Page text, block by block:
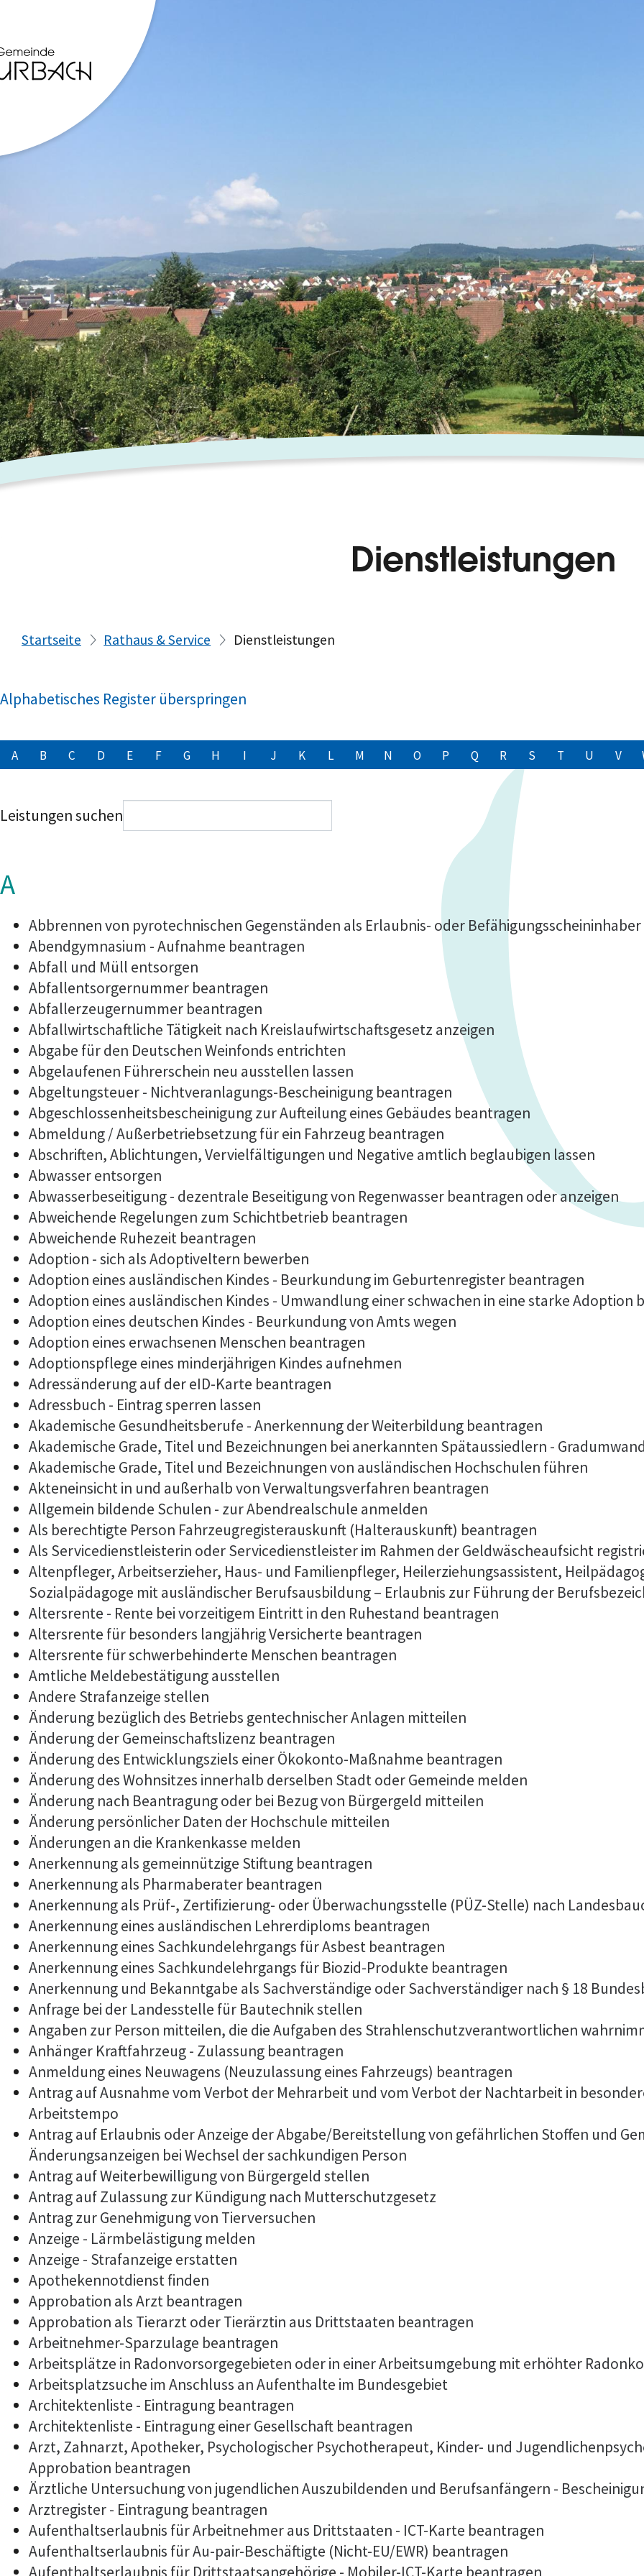
Dienstleistungen
Startseite Rathaus & Service Dienstleistungen
Alphabetisches Register überspringen
A B C D E F G H I J K L M N O P Q R S T U V
Leistungen suchen
A
Abbrennen von pyrotechnischen Gegenständen als Erlaubnis- oder Befähigungsscheininhaber
Abendgymnasium - Aufnahme beantragen
Abfall und Müll entsorgen
Abfallentsorgernummer beantragen
Abfallerzeugernummer beantragen
Abfallwirtschaftliche Tätigkeit nach Kreislaufwirtschaftsgesetz anzeigen
Abgabe für den Deutschen Weinfonds entrichten
Abgelaufenen Führerschein neu ausstellen lassen
Abgeltungsteuer - Nichtveranlagungs-Bescheinigung beantragen
Abgeschlossenheitsbescheinigung zur Aufteilung eines Gebäudes beantragen
Abmeldung / Außerbetriebsetzung für ein Fahrzeug beantragen
Abschriften, Ablichtungen, Vervielfältigungen und Negative amtlich beglaubigen lassen
Abwasser entsorgen
Abwasserbeseitigung - dezentrale Beseitigung von Regenwasser beantragen oder anzeigen
Abweichende Regelungen zum Schichtbetrieb beantragen
Abweichende Ruhezeit beantragen
Adoption - sich als Adoptiveltern bewerben
Adoption eines ausländischen Kindes - Beurkundung im Geburtenregister beantragen
Adoption eines ausländischen Kindes - Umwandlung einer schwachen in eine starke Adoption
Adoption eines deutschen Kindes - Beurkundung von Amts wegen
Adoption eines erwachsenen Menschen beantragen
Adoptionspflege eines minderjährigen Kindes aufnehmen
Adressänderung auf der eID-Karte beantragen
Adressbuch - Eintrag sperren lassen
Akademische Gesundheitsberufe - Anerkennung der Weiterbildung beantragen
Akademische Grade, Titel und Bezeichnungen bei anerkannten Spätaussiedlern -
Akademische Grade, Titel und Bezeichnungen von ausländischen Hochschulen führen
Akteneinsicht in und außerhalb von Verwaltungsverfahren beantragen
Allgemein bildende Schulen - zur Abendrealschule anmelden
Als berechtigte Person Fahrzeugregisterauskunft (Halterauskunft) beantragen
Als Servicedienstleisterin oder Servicedienstleister im Rahmen der Geldwäscheaufsicht
Altenpfleger, Arbeitserzieher, Haus- und Familienpfleger, Heilerziehungsassistent,
Sozialpädagoge mit ausländischer Berufsausbildung – Erlaubnis zur Führung der
Altersrente - Rente bei vorzeitigem Eintritt in den Ruhestand beantragen
Altersrente für besonders langjährig Versicherte beantragen
Altersrente für schwerbehinderte Menschen beantragen
Amtliche Meldebestätigung ausstellen
Andere Strafanzeige stellen
Änderung bezüglich des Betriebs gentechnischer Anlagen mitteilen
Änderung der Gemeinschaftslizenz beantragen
Änderung des Entwicklungsziels einer Ökokonto-Maßnahme beantragen
Änderung des Wohnsitzes innerhalb derselben Stadt oder Gemeinde melden
Änderung nach Beantragung oder bei Bezug von Bürgergeld mitteilen
Änderung persönlicher Daten der Hochschule mitteilen
Änderungen an die Krankenkasse melden
Anerkennung als gemeinnützige Stiftung beantragen
Anerkennung als Pharmaberater beantragen
Anerkennung als Prüf-, Zertifizierung- oder Überwachungsstelle (PÜZ-Stelle) nach
Anerkennung eines ausländischen Lehrerdiploms beantragen
Anerkennung eines Sachkundelehrgangs für Asbest beantragen
Anerkennung eines Sachkundelehrgangs für Biozid-Produkte beantragen
Anerkennung und Bekanntgabe als Sachverständige oder Sachverständiger nach § 18
Anfrage bei der Landesstelle für Bautechnik stellen
Angaben zur Person mitteilen, die die Aufgaben des Strahlenschutzverantwortlichen
Anhänger Kraftfahrzeug - Zulassung beantragen
Anmeldung eines Neuwagens (Neuzulassung eines Fahrzeugs) beantragen
Antrag auf Ausnahme vom Verbot der Mehrarbeit und vom Verbot der Nachtarbeit in
Arbeitstempo
Antrag auf Erlaubnis oder Anzeige der Abgabe/Bereitstellung von gefährlichen Stoffen und
Änderungsanzeigen bei Wechsel der sachkundigen Person
Antrag auf Weiterbewilligung von Bürgergeld stellen
Antrag auf Zulassung zur Kündigung nach Mutterschutzgesetz
Antrag zur Genehmigung von Tierversuchen
Anzeige - Lärmbelästigung melden
Anzeige - Strafanzeige erstatten
Apothekennotdienst finden
Approbation als Arzt beantragen
Approbation als Tierarzt oder Tierärztin aus Drittstaaten beantragen
Arbeitnehmer-Sparzulage beantragen
Arbeitsplätze in Radonvorsorgegebieten oder in einer Arbeitsumgebung mit erhöhter
Arbeitsplatzsuche im Anschluss an Aufenthalte im Bundesgebiet
Architektenliste - Eintragung beantragen
Architektenliste - Eintragung einer Gesellschaft beantragen
Arzt, Zahnarzt, Apotheker, Psychologischer Psychotherapeut, Kinder- und
Approbation beantragen
Ärztliche Untersuchung von jugendlichen Auszubildenden und Berufsanfängern -
Arztregister - Eintragung beantragen
Aufenthaltserlaubnis für Arbeitnehmer aus Drittstaaten - ICT-Karte beantragen
Aufenthaltserlaubnis für Au-pair-Beschäftigte (Nicht-EU/EWR) beantragen
Aufenthaltserlaubnis für Drittstaatsangehörige - Mobiler-ICT-Karte beantragen